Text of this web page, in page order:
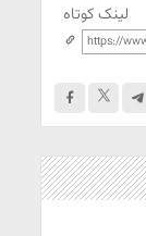
لینک کوتاه